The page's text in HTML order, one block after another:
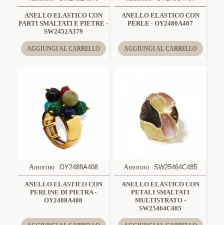
ANELLO ELASTICO CON
PARTI SMALTATI E PIETRE -
SW2452A379
AGGIUNGI AL CARRELLO
ANELLO ELASTICO CON
PERLE - OY2480A407
AGGIUNGI AL CARRELLO
Amorino OY2488A408
ANELLO ELASTICO CON
PERLINE DI PIETRA -
OY2488A408
Amorino SW25464C485
ANELLO ELASTICO CON
PETALI SMALTATI
MULTISTRATO -
SW25464C485